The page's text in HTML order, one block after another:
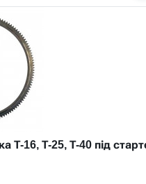
МТЗ, ЮМЗ, Т-40, Т-25